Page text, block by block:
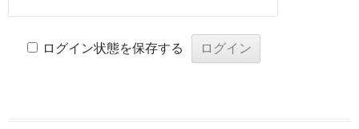
ログイン状態を保存する